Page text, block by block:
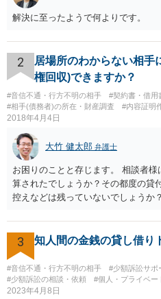
解決に至ったようで何よりです。
2
居場所のわからない相手
権回収)できますか？
#音信不通・行方不明の相手
#契約書・借用
#相手(債務者)の所在・財産調査
#内容証明
2018年4月4日
大竹 健太郎 弁護士
お困りのことと存じます。 相談者
算されたでしょうか？その都度の貸
控えなどは残っていないでしょうか
です。 彼の住所については住民票
能です。 弁護士に依頼した際の費
されており法律事務所によって異
ますが、交渉を依頼すると①着手金
②成功報酬が16％、③実費というと
っては別途日当を請求するところも
3 知人間の金銭の貸し借り
#音信不通・行方不明の相手 #少額訴訟サポ
#少額訴訟の相談・依頼
#個人・プライベー
2023年4月8日